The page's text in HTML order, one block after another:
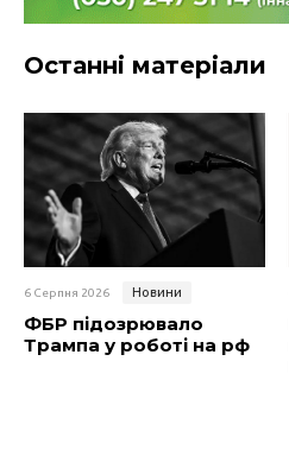
Останні матеріали
6 Серпня 2026 Новини
ФБР підозрювало
Трампа у роботі на рф